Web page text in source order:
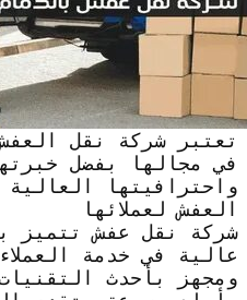
تعتبر شركة نقل
في مجالها بفضل
واحترافيتها
العفش لعملائها
شركة نقل عفش تتميز
عالية في خدمة
ومجهز بأحدث